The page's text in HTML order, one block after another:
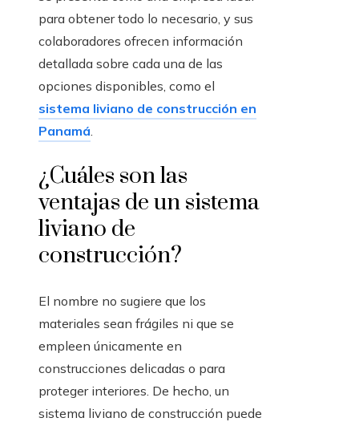
para obtener todo lo necesario, y sus
colaboradores ofrecen información
detallada sobre cada una de las
opciones disponibles, como el
sistema liviano de construcción en
Panamá.
¿Cuáles son las
ventajas de un sistema
liviano de
construcción?
El nombre no sugiere que los
materiales sean frágiles ni que se
empleen únicamente en
construcciones delicadas o para
proteger interiores. De hecho, un
sistema liviano de construcción puede